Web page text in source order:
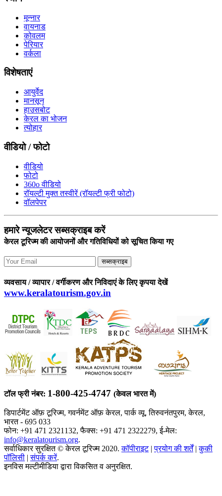
मून्नार
वायनाड
कोवलम
पेरियार
वर्कला
विशेषताएं
आयुर्वेद
मानसून
हाउसबोट
केरल का भोजन
त्योहार
वीडियो / फोटो
वीडियो
फोटो
360o वीडियो
रॉयल्टी मुक्त तस्वीरें (रॉयल्टी फ्री फोटो)
वॉलपेपर
हमारे न्यूजलेटर सब्सक्राइब करें
केरल टूरिज्म की आयोजनों और गतिविधियों को सूचित किया गए
सब्सक्राइब
व्यवसाय / व्यापार / वर्गीकरण और निविदाएं के लिए कृपया देखें
www.keralatourism.gov.in
टॉल फ्री नंबर: 1-800-425-4747 (केवल भारत में)
डिपार्टमेंट ऑफ़ टूरिज्म, गवर्नमेंट ऑफ़ केरल, पार्क व्यू, तिरुवनंतपुरम, केरल,
भारत - 695 033
फोन: +91 471 2321132, फैक्स: +91 471 2322279, ई-मेल:
info@keralatourism.org.
सर्वाधिकार सुरक्षित © केरल टूरिज्म 2020.कॉपीराइट|प्रयोग की शर्तें|कुकी
पॉलिसी |संपर्क करें.
इनविस मल्टीमीडिया द्वारा विकसित व अनुरक्षित.